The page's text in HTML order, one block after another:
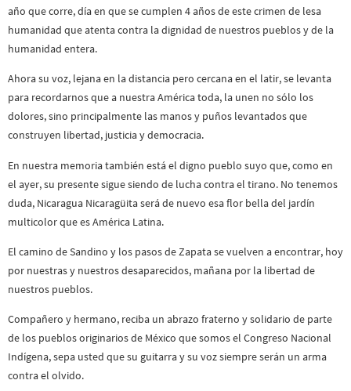
año que corre, día en que se cumplen 4 años de este crimen de lesa
humanidad que atenta contra la dignidad de nuestros pueblos y de la
humanidad entera.
Ahora su voz, lejana en la distancia pero cercana en el latir, se levanta
para recordarnos que a nuestra América toda, la unen no sólo los
dolores, sino principalmente las manos y puños levantados que
construyen libertad, justicia y democracia.
En nuestra memoria también está el digno pueblo suyo que, como en
el ayer, su presente sigue siendo de lucha contra el tirano. No tenemos
duda, Nicaragua Nicaragüita será de nuevo esa flor bella del jardín
multicolor que es América Latina.
El camino de Sandino y los pasos de Zapata se vuelven a encontrar, hoy
por nuestras y nuestros desaparecidos, mañana por la libertad de
nuestros pueblos.
Compañero y hermano, reciba un abrazo fraterno y solidario de parte
de los pueblos originarios de México que somos el Congreso Nacional
Indígena, sepa usted que su guitarra y su voz siempre serán un arma
contra el olvido.